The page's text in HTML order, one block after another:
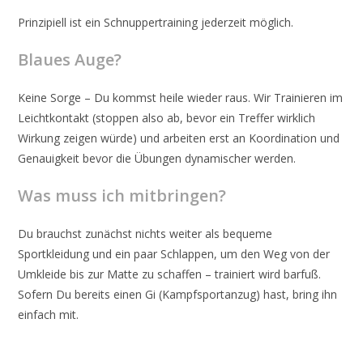
Prinzipiell ist ein Schnuppertraining jederzeit möglich.
Blaues Auge?
Keine Sorge – Du kommst heile wieder raus. Wir Trainieren im
Leichtkontakt (stoppen also ab, bevor ein Treffer wirklich
Wirkung zeigen würde) und arbeiten erst an Koordination und
Genauigkeit bevor die Übungen dynamischer werden.
Was muss ich mitbringen?
Du brauchst zunächst nichts weiter als bequeme
Sportkleidung und ein paar Schlappen, um den Weg von der
Umkleide bis zur Matte zu schaffen – trainiert wird barfuß.
Sofern Du bereits einen Gi (Kampfsportanzug) hast, bring ihn
einfach mit.